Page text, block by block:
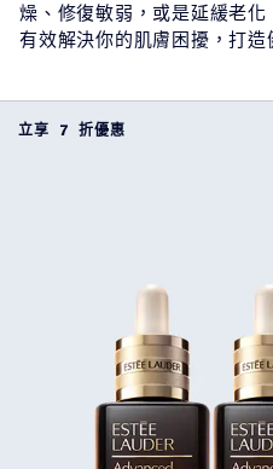
燥、修復敏弱，或是延緩老
有效解決你的肌膚困擾，打造
立享 7 折優惠